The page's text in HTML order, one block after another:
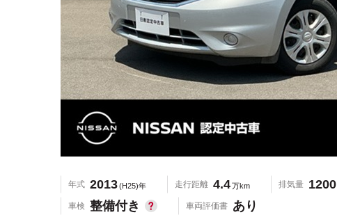
年式 2013(H25)年 走行距離 4.4万km 排気量 1200
車検 整備付き 車両評価書 あり